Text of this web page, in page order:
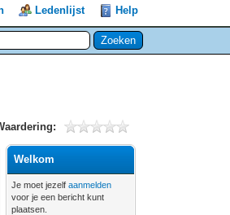
Ledenlijst Help
Welkom
Je moet jezelfaanmelden
voor je een bericht kunt
plaatsen.